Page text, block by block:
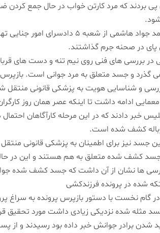
بردند که مرد کارتن خواب در حال جمع کردن
پای در صحنه جرم گذاشتند.
گذرد و جسد متعلق به مرد جوانی است.
و شناسایی هویت به پزشکی قانونی منتقل
ادامه داشت تا اینکه عصر همان روز
خبر دادند که در این مرحله کارآگاهان
کشف شده است.
۲ نیم تنه جسد کشف شده متعلق به هم هستند و
نشان از آن داشت که جسد کشف شده جوانی حدودا ۳۰ تا
شده در پرونده فرزندکشی
مثله شده نزدیکی زیادی داشت مورد تحقیق قرار
شدن برادر جوانش خبر داده بود رسیدند و از